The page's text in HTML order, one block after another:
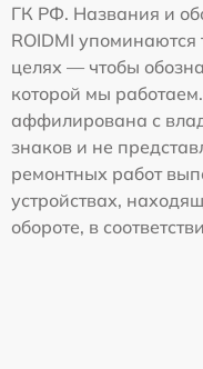
ГК РФ. Названия и
ROIDMI
целях — чтобы
которой мы
аффилирована с
знаков и не
ремонтных работ
устройствах,
обороте, в